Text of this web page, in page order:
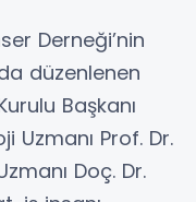
Derneği’nin
düzenlenen
Başkanı
Uzmanı Prof. Dr.
Doç. Dr.